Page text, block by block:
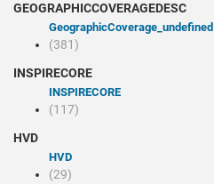
GEOGRAPHICCOVERAGEDESC
geographicCoverage_undefined
(381)
INSPIRECORE
INSPIRECORE
(117)
HVD
HVD
(29)